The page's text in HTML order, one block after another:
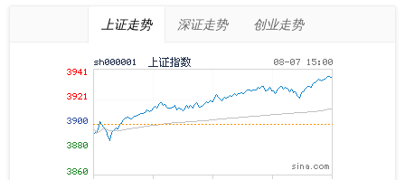
上证走势 深证走势 创业走势